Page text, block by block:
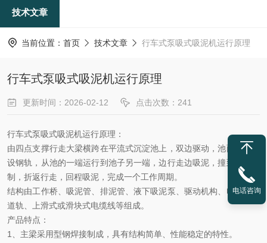
技术文章
当前位置： 首页 技术文章 行车式泵吸式吸泥机运行原理
行车式泵吸式吸泥机运行原理
更新时间：2026-02-12 点击次数：241
行车式泵吸式吸泥机运行原理：
由四点支撑行走大梁横跨在平流式沉淀池上，双边驱动，池两边均铺
设钢轨，从池的一端运行到池子另一端，边行走边吸泥，撞到行程控
制，折返行走，回程吸泥，完成一个工作周期。
结构由工作桥、吸泥管、排泥管、液下吸泥泵、驱动机构、电控箱、
道轨、上滑式或滑块式电缆线等组成。
产品特点：
1
、主梁采用型钢焊接制成，具有结构简单、性能稳定的特性。
电话咨询